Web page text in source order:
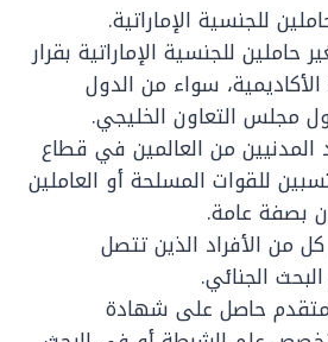
للجنسية الإماراتية.
حاملين للجنسية الإماراتية بقرار
سواء من الدول
مجلس التعاون الخليجي.
المدنيين من العالمين في قطاع
للقوات المسلحة أو العاملين
بصفة عامة.
من الأفراد الذين تتصل
الجنائي.
حاصل على شهادة